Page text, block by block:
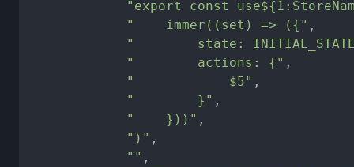
"export const
"    immer((set) => ({" ,
"        state:
"        actions: {" ,
"            $5" ,
"        }" ,
"    }))" ,
")" ,
"" ,